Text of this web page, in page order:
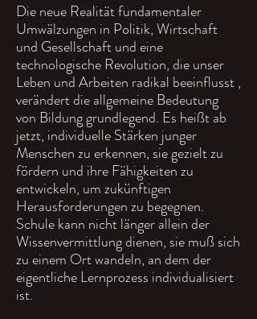
Die neue Realität fundamentaler
Umwälzungen in Politik, Wirtschaft
und Gesellschaft und eine
technologische Revolution, die unser
Leben und Arbeiten radikal beeinflusst ,
verändert die allgemeine Bedeutung
von Bildung grundlegend. Es heißt ab
jetzt, individuelle Stärken junger
Menschen zu erkennen, sie gezielt zu
fördern und ihre Fähigkeiten zu
entwickeln, um zukünftigen
Herausforderungen zu begegnen.
Schule kann nicht länger allein der
Wissenvermittlung dienen, sie muß sich
zu einem Ort wandeln, an dem der
eigentliche Lernprozess individualisiert
ist.